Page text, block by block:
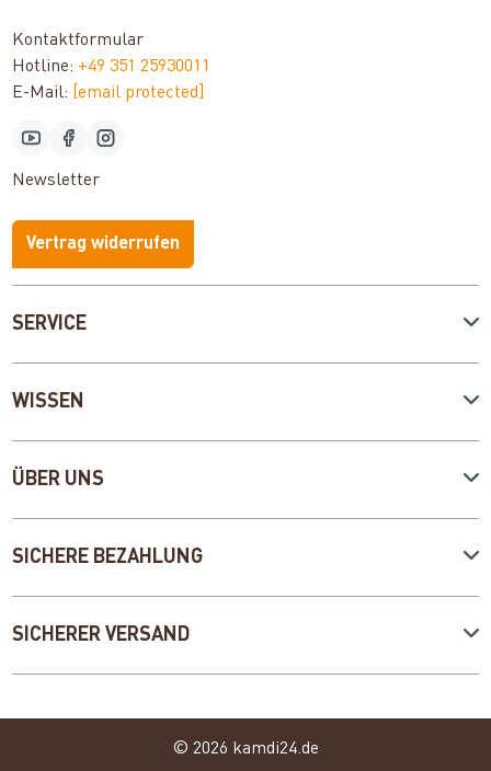
SERVICE
WISSEN
ÜBER UNS
Kontaktformular
Hotline: +49 351 25930011
E-Mail: [email protected]
Newsletter
Vertrag widerrufen
SICHERE BEZAHLUNG
SICHERER VERSAND
© 2026 kamdi24.de